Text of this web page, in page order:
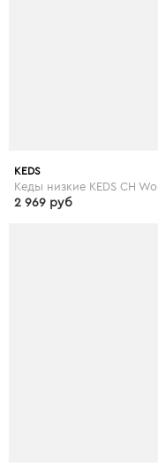
KEDS
2 969 руб